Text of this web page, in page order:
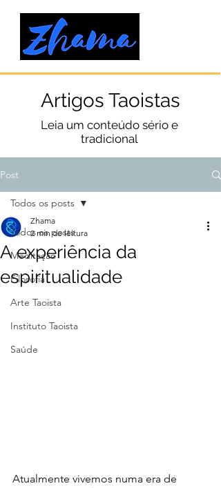
Artigos Taoistas
Leia um conteúdo sério e
tradicional
Post
Todos os posts
Meditação
Filosofia
Arte Taoista
Instituto Taoista
Saúde
Todos os posts
A experiência da
espiritualidade
Zhama
2 min de leitura
Atualmente vivemos numa era de